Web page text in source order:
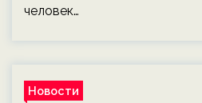
человек…
Новости